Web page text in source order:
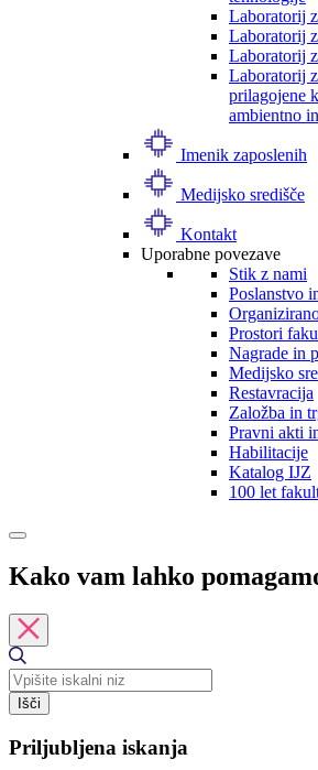
Laboratorij
Laboratorij
Laboratorij
Laboratorij
prilagojene
ambientno
Imenik zaposlenih
Medijsko središče
Kontakt
Uporabne povezave
Stik z nami
Poslanstvo
Prostori
Nagrade in
Medijsko
Restavracija
Založba in
Pravni akti
Habilitacije
Katalog IJZ
100 let
Kako vam lahko
Išči
Priljubljena iskanja